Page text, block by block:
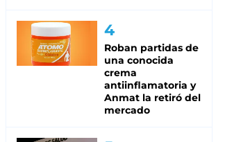
Roban partidas de
una conocida
crema
antiinflamatoria y
Anmat la retiró del
mercado